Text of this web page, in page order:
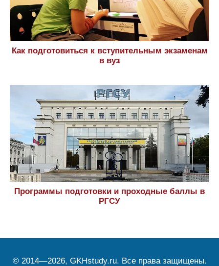
Как подготовиться к вступительным экзаменам
в вуз
Программы подготовки и проходные баллы в
РГСУ
© 2014—2026, GKHstudy.ru. Все права защищены.